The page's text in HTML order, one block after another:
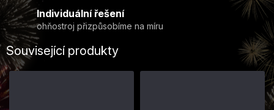
Individuální řešení
ohňostroj přizpůsobíme na míru
Související produkty